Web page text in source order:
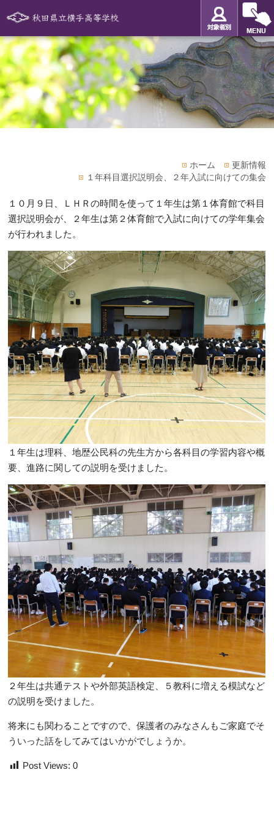
ホーム
更新情報
１年科目選択説明会、２年入試に向けての集会
１０月９日、ＬＨＲの時間を使って１年生は第１体育館で科目
選択説明会が、２年生は第２体育館で入試に向けての学年集会
が行われました。
１年生は理科、地歴公民科の先生方から各科目の学習内容や概
要、進路に関しての説明を受けました。
２年生は共通テストや外部英語検定、５教科に増える模試など
の説明を受けました。
将来にも関わることですので、保護者のみなさんもご家庭でそ
ういった話をしてみてはいかがでしょうか。
Post Views: 0